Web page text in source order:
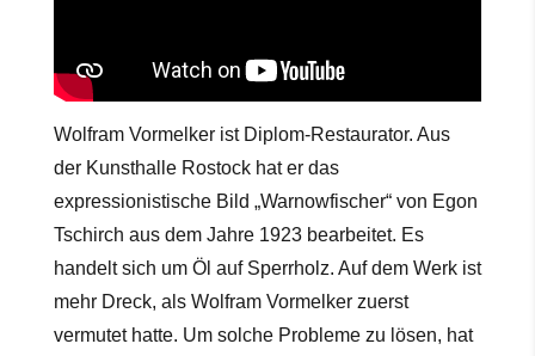
Wolfram Vormelker ist Diplom-Restaurator. Aus
der Kunsthalle Rostock hat er das
expressionistische Bild „Warnowfischer“ von Egon
Tschirch aus dem Jahre 1923 bearbeitet. Es
handelt sich um Öl auf Sperrholz. Auf dem Werk ist
mehr Dreck, als Wolfram Vormelker zuerst
vermutet hatte. Um solche Probleme zu lösen, hat